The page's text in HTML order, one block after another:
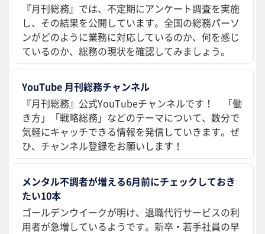
『月刊総務』では、不定期にアンケート調査を実施
し、その結果を公開しています。全国の総務パーソ
ンがどのように業務に対応しているのか、何を感じ
ているのか、総務の現状を確認してみましょう。
YouTube 月刊総務チャンネル
『月刊総務』公式YouTubeチャンネルです！ 「働
き方」「戦略総務」などのテーマについて、数分で
気軽にキャッチできる情報を発信していきます。ぜ
ひ、チャンネル登録をお願いします！
メンタル不調者が増える6月前にチェックしておき
たい10本
ゴールデンウイークが明け、退職代行サービスの利
用者が急増しているようです。新卒・若手社員の早